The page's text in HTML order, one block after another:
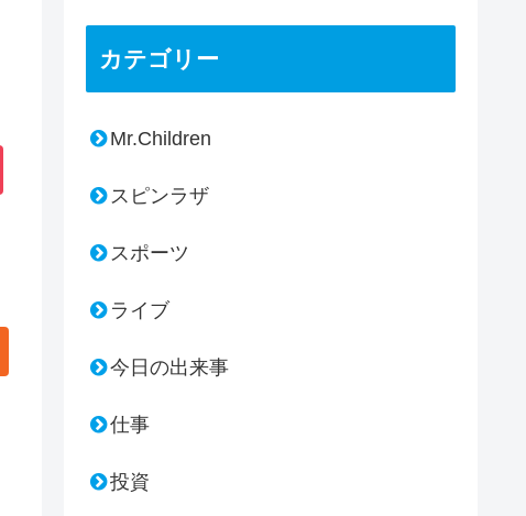
カテゴリー
Mr.Children
スピンラザ
スポーツ
ライブ
今日の出来事
仕事
投資